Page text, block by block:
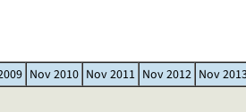
Nov 2010 Nov 2011 Nov 2012 Nov